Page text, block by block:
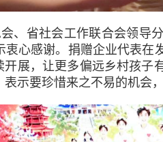
、省社会工作联合会领导
衷心感谢。捐赠企业代表
开展，让更多偏远乡村孩
示要珍惜来之不易的机会